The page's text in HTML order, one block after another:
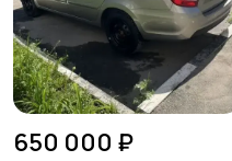
650 000 ₽